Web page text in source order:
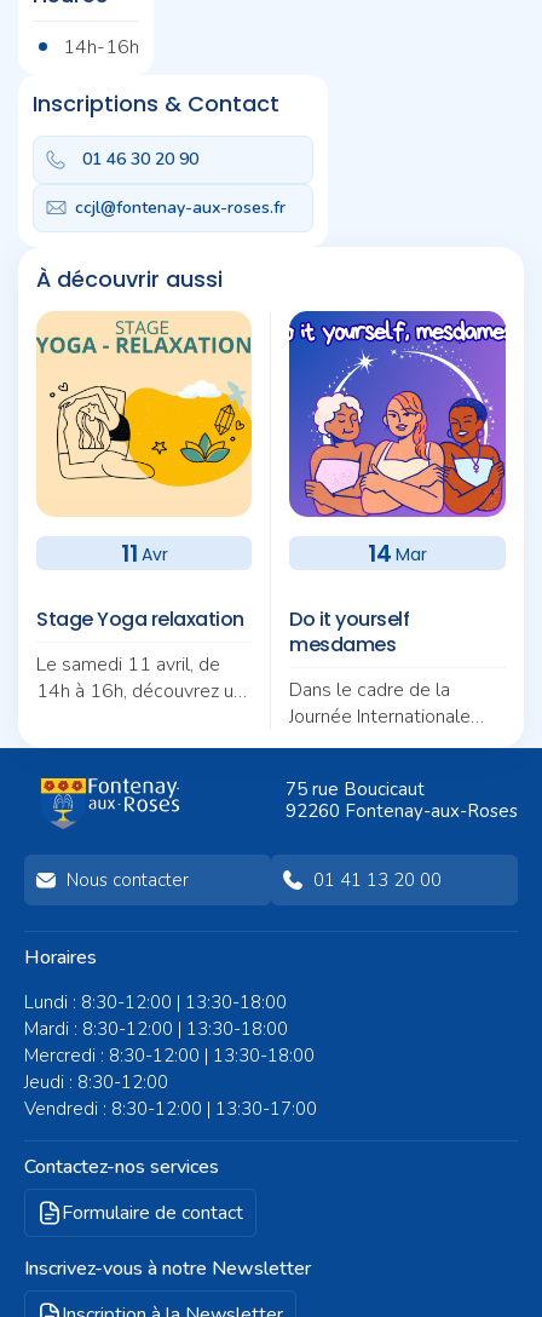
14h-16h
Inscriptions & Contact
01 46 30 20 90
ccjl@fontenay-aux-roses.fr
À découvrir aussi
11 Avr
Stage Yoga relaxation
Le samedi 11 avril, de
14h à 16h, découvrez un
autour des cinq sens.
14 Mar
Do it yourself
mesdames
Dans le cadre de la
Journée Internationale
des droits des femmes
- bijoux - crochet - arts
plastiques
75 rue Boucicaut
92260 Fontenay-aux-Roses
Nous contacter 01 41 13 20 00
Horaires
Lundi : 8:30-12:00 | 13:30-18:00
Mardi : 8:30-12:00 | 13:30-18:00
Mercredi : 8:30-12:00 | 13:30-18:00
Jeudi : 8:30-12:00
Vendredi : 8:30-12:00 | 13:30-17:00
Contactez-nos services
Formulaire de contact
Inscrivez-vous à notre Newsletter